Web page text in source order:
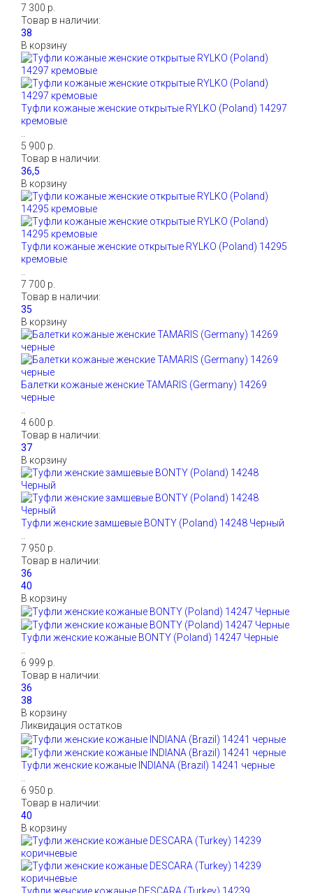
7 300 р.
Товар в наличии:
В корзину
Туфли кожаные женские открытые RYLKO (Poland) 14297
кремовые
5 900 р.
Товар в наличии:
В корзину
Туфли кожаные женские открытые RYLKO (Poland) 14295
кремовые
7 700 р.
Товар в наличии:
В корзину
Балетки кожаные женские TAMARIS (Germany) 14269
черные
4 600 р.
Товар в наличии:
В корзину
Туфли женские замшевые BONTY (Poland) 14248 Черный
7 950 р.
Товар в наличии:
В корзину
Туфли женские кожаные BONTY (Poland) 14247 Черные
..
6 999 р.
Товар в наличии:
В корзину
Ликвидация остатков
Туфли женские кожаные INDIANA (Brazil) 14241 черные
6 950 р.
Товар в наличии:
В корзину